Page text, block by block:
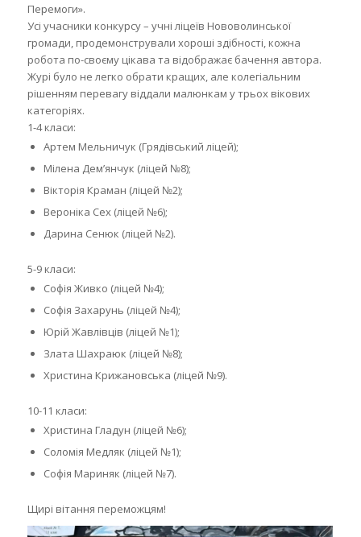
Перемоги».
Усі учасники конкурсу – учні ліцеїв Нововолинської
громади, продемонстрували хороші здібності, кожна
робота по-своєму цікава та відображає бачення автора.
Журі було не легко обрати кращих, але колегіальним
рішенням перевагу віддали малюнкам у трьох вікових
категоріях.
1-4 класи:
Артем Мельничук (Грядівський ліцей);
Мілена Демʼянчук (ліцей №8);
Вікторія Краман (ліцей №2);
Вероніка Сех (ліцей №6);
Дарина Сенюк (ліцей №2).
5-9 класи:
Софія Живко (ліцей №4);
Софія Захарунь (ліцей №4);
Юрій Жавлівців (ліцей №1);
Злата Шахраюк (ліцей №8);
Христина Крижановська (ліцей №9).
10-11 класи:
Христина Гладун (ліцей №6);
Соломія Медляк (ліцей №1);
Софія Мариняк (ліцей №7).
Щирі вітання переможцям!